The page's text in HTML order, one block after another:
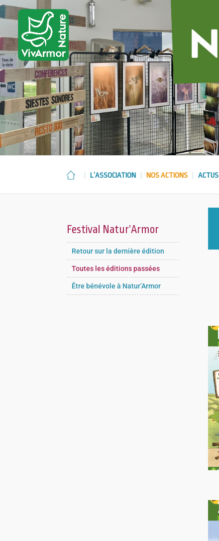
L’ASSOCIATION NOS ACTIONS ACTUS
Festival Natur’Armor
Retour sur la dernière édition
Toutes les éditions passées
Être bénévole à Natur’Armor